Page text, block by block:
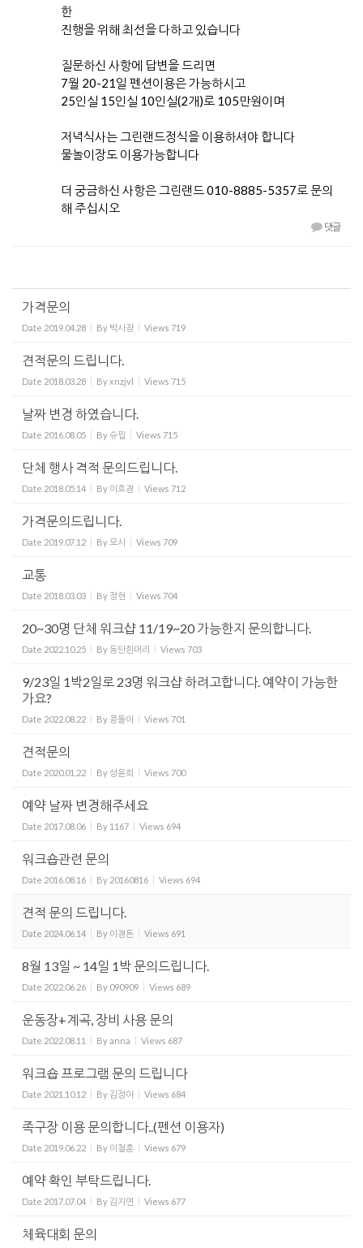
한
진행을 위해 최선을 다하고 있습니다
질문하신 사항에 답변을 드리면
7월 20-21일 펜션이용은 가능하시고
25인실 15인실 10인실(2개)로 105만원이며
저녁식사는 그린랜드정식을 이용하셔야 합니다
물놀이장도 이용가능합니다
더 궁금하신 사항은 그린랜드 010-8885-5357로 문의
해 주십시오
댓글
가격문의
Date 2019.04.28 By 박사장 Views 719
견적문의 드립니다.
Date 2018.03.28 Byxnzjvl Views 715
날짜 변경 하였습니다.
Date 2016.08.05 By슈핍 Views 715
단체 행사 격적 문의드립니다.
Date 2018.05.14 By 이호경 Views 712
가격문의드립니다.
Date 2019.07.12 By 모시 Views 709
교통
Date 2018.03.03 By 정현 Views 704
20~30명 단체 워크샵 11/19~20 가능한지 문의합니다.
Date 2022.10.25 By동탄흰머리 Views 703
9/23일 1박2일로 23명 워크샵 하려고합니다. 예약이 가능한
가요?
Date 2022.08.22 By콩돌이 Views 701
견적문의
Date 2020.01.22 By 성윤희 Views 700
예약 날짜 변경해주세요
Date 2017.08.06 By 1167 Views 694
워크숍관련 문의
Date 2016.08.16 By 20160816 Views 694
견적 문의 드립니다.
Date 2024.06.14 By 이경돈 Views 691
8월 13일 ~ 14일 1박 문의드립니다.
Date 2022.06.26 By 090909 Views 689
운동장+계곡, 장비 사용 문의
Date 2022.08.11 By anna Views 687
워크숍 프로그램 문의 드립니다
Date 2021.10.12 By 김정아 Views 684
족구장 이용 문의합니다..(펜션 이용자)
Date 2019.06.22 By 이철훈 Views 679
예약 확인 부탁드립니다.
Date 2017.07.04 By 김지연 Views 677
체육대회 문의